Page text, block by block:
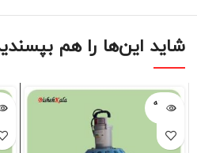
شاید این‌ها را هم
فروخته
شده